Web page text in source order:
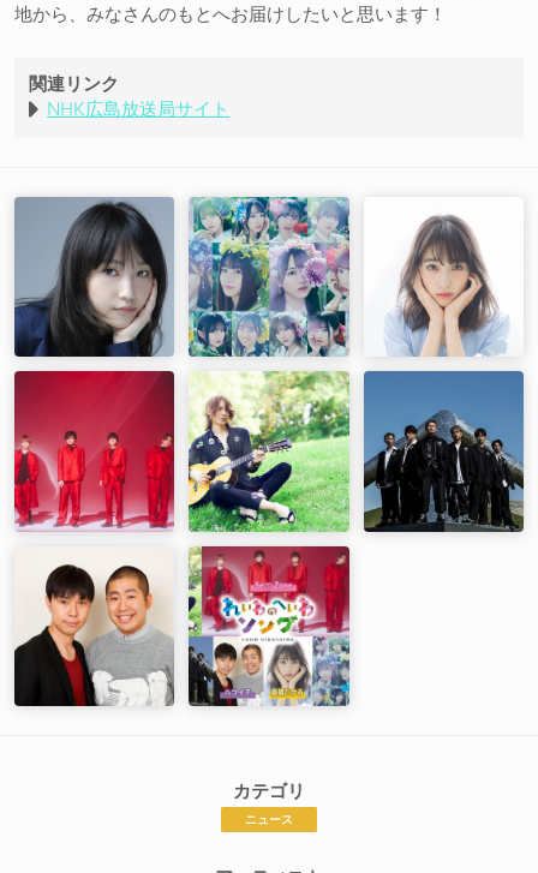
地から、みなさんのもとへお届けしたいと思います！
関連リンク
NHK広島放送局サイト
カテゴリ
ニュース